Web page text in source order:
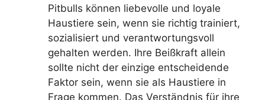
Pitbulls können liebevolle und loyale
Haustiere sein, wenn sie richtig trainiert,
sozialisiert und verantwortungsvoll
gehalten werden. Ihre Beißkraft allein
sollte nicht der einzige entscheidende
Faktor sein, wenn sie als Haustiere in
Frage kommen. Das Verständnis für ihre